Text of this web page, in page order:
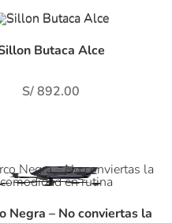
Butaca Alce
S/892.00
Negra – No conviertas la
Buena atención y me ayudaron
con la entrega rápida. Carolina